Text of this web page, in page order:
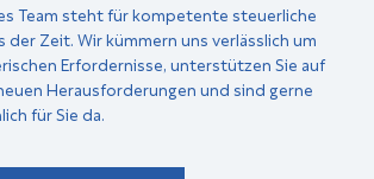
Team steht für kompetente steuerliche
der Zeit. Wir kümmern uns verlässlich um
Erfordernisse, unterstützen Sie auf
Herausforderungen und sind gerne
für Sie da.